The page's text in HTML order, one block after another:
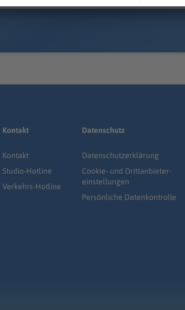
Kontakt
Kontakt
Studio-Hotline
Verkehrs-Hotline
Datenschutz
Datenschutz­erklärung
Cookie- und Drittanbieter-
einstellungen
Persönliche Datenkontrolle